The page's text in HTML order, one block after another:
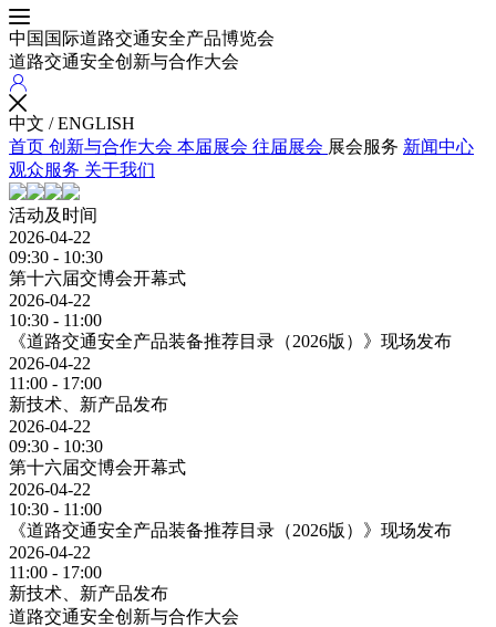
中国国际道路交通安全产品博览会
道路交通安全创新与合作大会
中文 / ENGLISH
首页 创新与合作大会 本届展会 往届展会 展会服务 新闻中心
观众服务 关于我们
活动及时间
2026-04-22
09:30 - 10:30
第十六届交博会开幕式
2026-04-22
10:30 - 11:00
《道路交通安全产品装备推荐目录（2026版）》现场发布
2026-04-22
11:00 - 17:00
新技术、新产品发布
2026-04-22
09:30 - 10:30
第十六届交博会开幕式
2026-04-22
10:30 - 11:00
《道路交通安全产品装备推荐目录（2026版）》现场发布
2026-04-22
11:00 - 17:00
新技术、新产品发布
道路交通安全创新与合作大会